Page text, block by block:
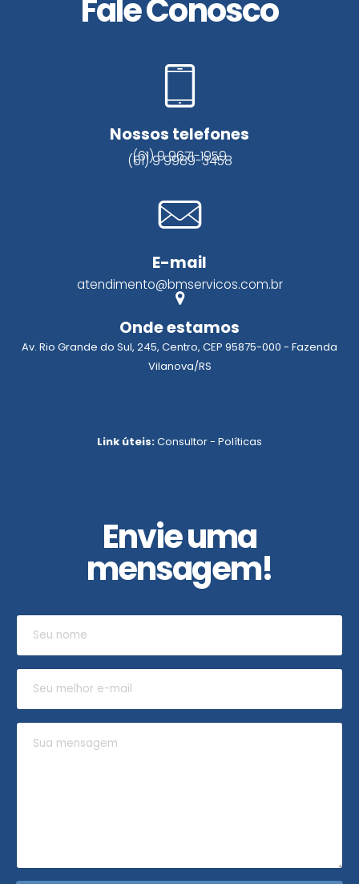
Fale Conosco
Nossos telefones
(61) 9 9671-1959
(61) 9 9989-3458
E-mail
atendimento@bmservicos.com.br
Onde estamos
Av. Rio Grande do Sul, 245, Centro, CEP 95875-000 - Fazenda
Vilanova/RS
Link úteis:Consultor- Políticas
Envie uma
mensagem!